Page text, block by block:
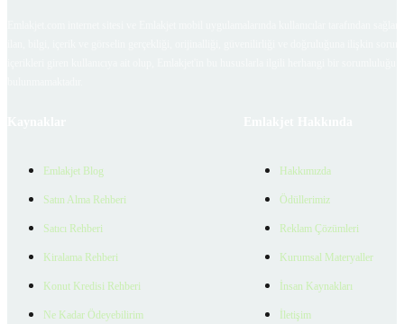
Emlakjet Blog
Satın Alma Rehberi
Satıcı Rehberi
Kiralama Rehberi
Konut Kredisi Rehberi
Ne Kadar Ödeyebilirim
Hakkımızda
Ödüllerimiz
Reklam Çözümleri
Kurumsal Materyaller
İnsan Kaynakları
İletişim